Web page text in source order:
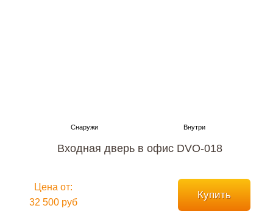
Входная дверь в офис DVO-018
Цена от:
32 500 руб
Купить